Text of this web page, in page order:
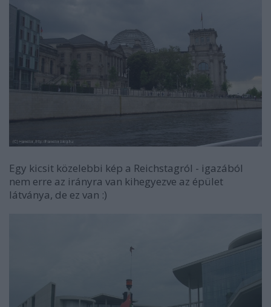
Egy kicsit közelebbi kép a Reichstagról - igazából
nem erre az irányra van kihegyezve az épület
látványa, de ez van :)